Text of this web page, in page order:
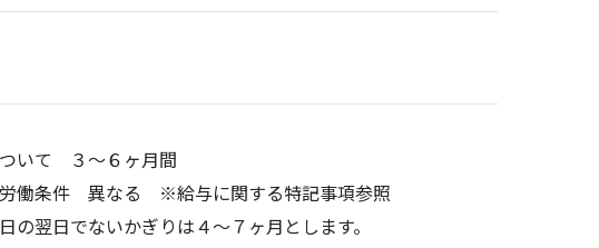
いて ３～６ヶ月間
働条件 異なる ※給与に関する特記事項参照
の翌日でないかぎりは４〜７ヶ月とします。